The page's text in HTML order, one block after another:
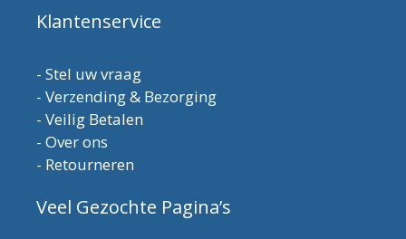
Klantenservice
- Stel uw vraag
- Verzending & Bezorging
- Veilig Betalen
- Over ons
- Retourneren
Veel Gezochte Pagina’s